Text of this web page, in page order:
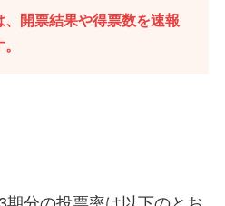
開票結果や得票数を速報